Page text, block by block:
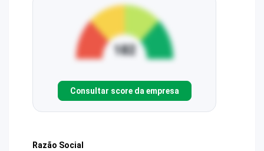
Consultar score da empresa
Razão Social